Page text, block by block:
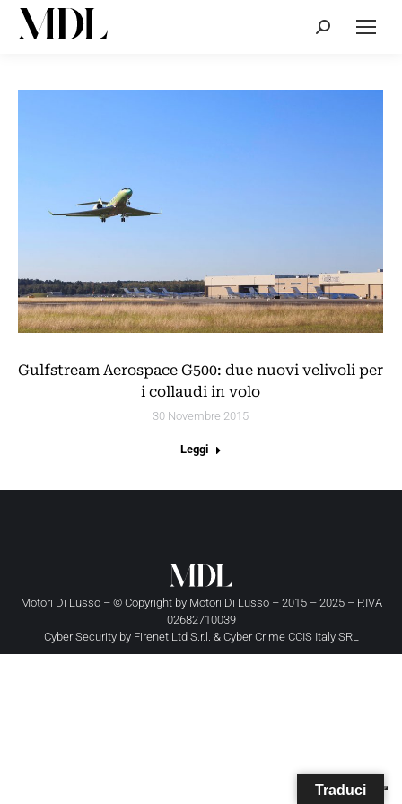
Cerca:
Gulfstream Aerospace G500: due nuovi velivoli per
i collaudi in volo
30 Novembre 2015
Leggi
Motori Di Lusso – © Copyright by Motori Di Lusso– 2015 – 2025 – P.IVA
02682710039
Cyber Security by Firenet Ltd S.r.l. & Cyber Crime CCIS Italy SRL
Traduci